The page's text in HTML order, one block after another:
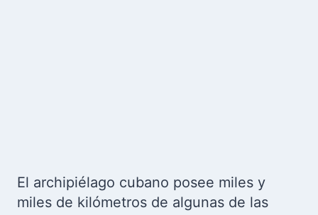
El archipiélago cubano posee miles y
miles de kilómetros de algunas de las